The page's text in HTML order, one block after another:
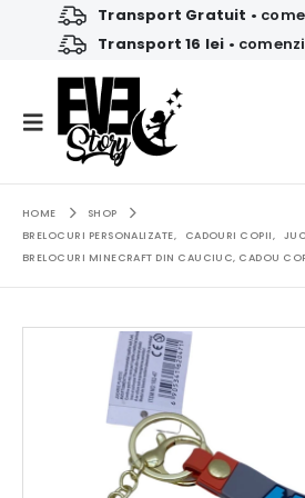
Transport Gratuit •
Transport 16 lei •
HOME
SHOP
BRELOCURI PERSONALIZATE, CADOURI COPII,
BRELOCURI MINECRAFT DIN CAUCIUC, CADOU